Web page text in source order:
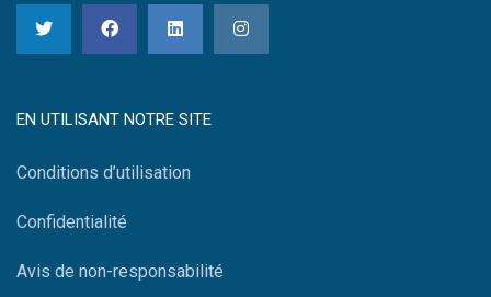
EN UTILISANT NOTRE SITE
Conditions d’utilisation
Confidentialité
Avis de non-responsabilité